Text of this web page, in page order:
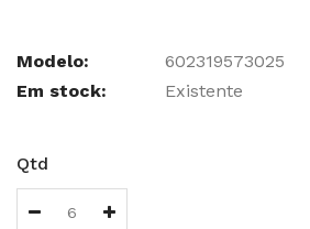
Modelo:
602319573025
Em stock:
Existente
Qtd